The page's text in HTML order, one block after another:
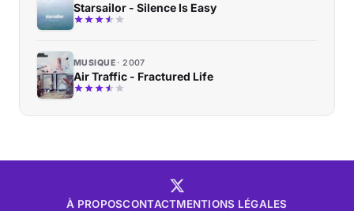
Starsailor - Silence Is Easy
MUSIQUE 2007
Air Traffic - Fractured Life
À PROPOSCONTACTMENTIONS LÉGALES